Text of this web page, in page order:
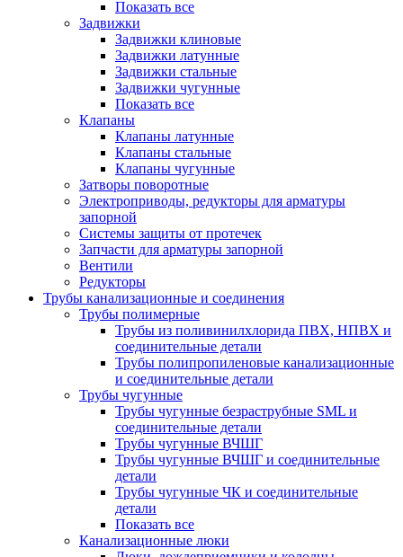
Показать все
Задвижки
Задвижки клиновые
Задвижки латунные
Задвижки стальные
Задвижки чугунные
Показать все
Клапаны
Клапаны латунные
Клапаны стальные
Клапаны чугунные
Затворы поворотные
Электроприводы, редукторы для арматуры
запорной
Системы защиты от протечек
Запчасти для арматуры запорной
Вентили
Редукторы
Трубы канализационные и соединения
Трубы полимерные
Трубы из поливинилхлорида ПВХ, НПВХ и
соединительные детали
Трубы полипропиленовые канализационные
и соединительные детали
Трубы чугунные
Трубы чугунные безраструбные SML и
соединительные детали
Трубы чугунные ВЧШГ
Трубы чугунные ВЧШГ и соединительные
детали
Трубы чугунные ЧК и соединительные
детали
Показать все
Канализационные люки